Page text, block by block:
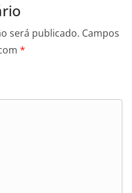
será publicado. Campos
*